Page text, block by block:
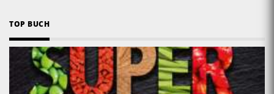
TOP BUCH